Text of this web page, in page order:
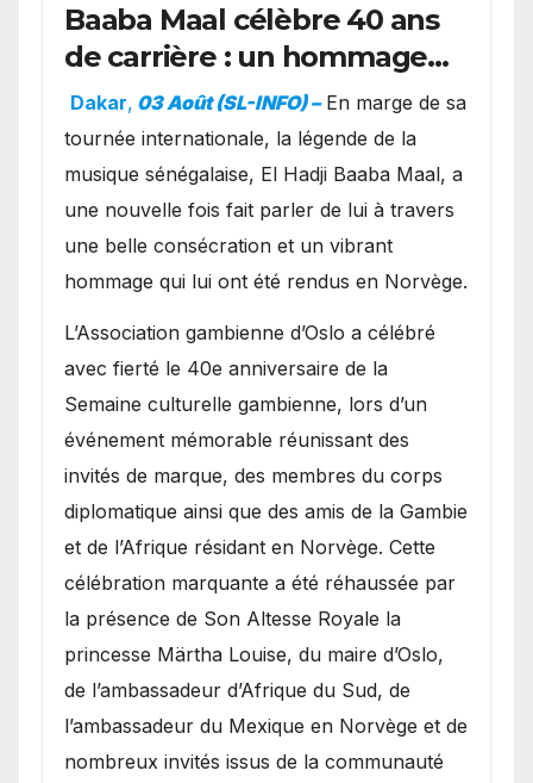
Baaba Maal célèbre 40 ans
de carrière : un hommage
exceptionnel à Oslo en
présence de la famille
royale.
Dakar, 03 Août (SL-INFO) – ​En marge de sa
tournée internationale, la légende de la
musique sénégalaise, El Hadji Baaba Maal, a
une nouvelle fois fait parler de lui à travers
une belle consécration et un vibrant
hommage qui lui ont été rendus en Norvège.
​L’Association gambienne d’Oslo a célébré
avec fierté le 40e anniversaire de la
Semaine culturelle gambienne, lors d’un
événement mémorable réunissant des
invités de marque, des membres du corps
diplomatique ainsi que des amis de la Gambie
et de l’Afrique résidant en Norvège. Cette
célébration marquante a été réhaussée par
la présence de Son Altesse Royale la
princesse Märtha Louise, du maire d’Oslo,
de l’ambassadeur d’Afrique du Sud, de
l’ambassadeur du Mexique en Norvège et de
nombreux invités issus de la communauté